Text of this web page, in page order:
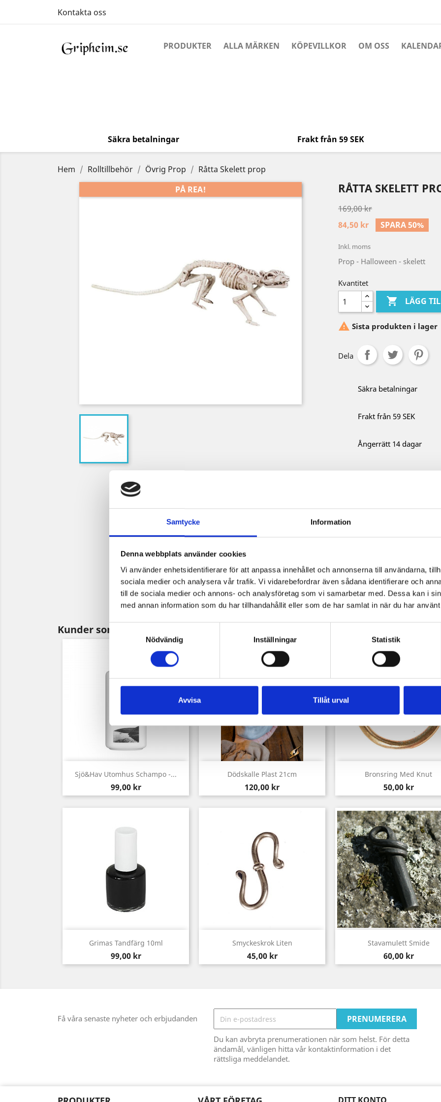
Samtycke Information
Denna webbplats använder cookies
Vi använder enhetsidentifierare för att anpassa innehållet och annonserna till användarna,
sociala medier och analysera vår trafik. Vi vidarebefordrar även sådana identifierare och
till de sociala medier och annons- och analysföretag som vi samarbetar med. Dessa kan i
med annan information som du har tillhandahållit eller som de har samlat in när du har
Samtyckesval
Nödvändig
Inställningar Statistik
Avvisa Tillåt urval
Kontakta oss
PRODUKTER ALLA MÄRKEN KÖPEVILLKOR OM OSS
Säkra betalningar Frakt från 59 SEK
Hem Rolltillbehör Övrig Prop
Råtta Skelett prop
PÅ REA!
RÅTTA SKELETT
169,00 kr
84,50 kr
SPARA 50%
Inkl. moms
Prop - Halloween - skelett
Kvantitet
 LÄGG
 Sista produkten i lager
Dela
Säkra betalningar
Frakt från 59 SEK
Ångerrätt 14 dagar
Råtta Skelett Prop är
som liknar skelett och
Längd: ca 35 cm
Kunder som köpt denna produkt köpte också:
Sjö&Hav Utomhus Schampo -...
Pris
99,00 kr
Snabbvy Dödskalle Plast 21cm
Pris
120,00 kr
Snabbvy Bronsring Med Knut
Pris
50,00 kr
Snabbvy
Grimas Tandfärg 10ml
Pris
99,00 kr
Snabbvy Smyckeskrok Liten
Pris
45,00 kr
Snabbvy Stavamulett Smide
Pris
60,00 kr
Snabbvy
Få våra senaste nyheter och erbjudanden
Du kan avbryta prenumerationen när som helst. För detta
ändamål, vänligen hitta vår kontaktinformation i det
rättsliga meddelandet.